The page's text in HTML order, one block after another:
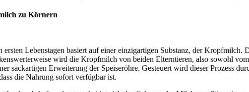
zu Körnern
Lebenstagen basiert auf einer einzigartigen Substanz, der
wird die Kropfmilch von beiden Elterntieren, also sowohl
sackartigen Erweiterung der Speiseröhre. Gesteuert wird dieser Prozess
die Nahrung sofort verfügbar ist.